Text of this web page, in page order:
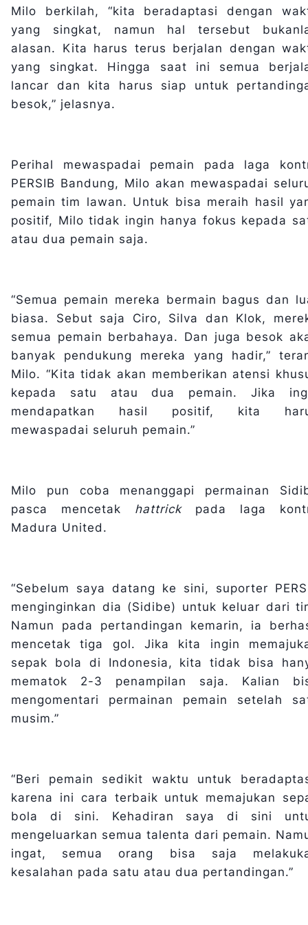
Milo berkilah, “kita beradaptasi dengan
yang singkat, namun hal tersebut
alasan. Kita harus terus berjalan dengan
yang singkat. Hingga saat ini semua
lancar dan kita harus siap untuk
besok,” jelasnya.
Perihal mewaspadai pemain pada laga
PERSIB Bandung, Milo akan mewaspadai
pemain tim lawan. Untuk bisa meraih hasil
positif, Milo tidak ingin hanya fokus kepada
atau dua pemain saja.
“Semua pemain mereka bermain bagus dan
biasa. Sebut saja Ciro, Silva dan Klok,
semua pemain berbahaya. Dan juga besok
banyak pendukung mereka yang hadir,”
Milo. “Kita tidak akan memberikan atensi
kepada satu atau dua pemain. Jika
mendapatkan hasil positif, kita
mewaspadai seluruh pemain.”
Milo pun coba menanggapi permainan
pasca mencetak hattrick pada laga
Madura United.
“Sebelum saya datang ke sini, suporter
menginginkan dia (Sidibe) untuk keluar dari
Namun pada pertandingan kemarin, ia
mencetak tiga gol. Jika kita ingin
sepak bola di Indonesia, kita tidak bisa
mematok 2-3 penampilan saja. Kalian
mengomentari permainan pemain setelah
musim.”
“Beri pemain sedikit waktu untuk
karena ini cara terbaik untuk memajukan
bola di sini. Kehadiran saya di sini
mengeluarkan semua talenta dari pemain.
ingat, semua orang bisa saja
kesalahan pada satu atau dua pertandingan.”